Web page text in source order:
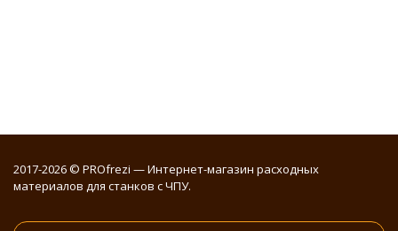
2017-2026 © PROfrezi — Интернет-магазин расходных
материалов для станков с ЧПУ.